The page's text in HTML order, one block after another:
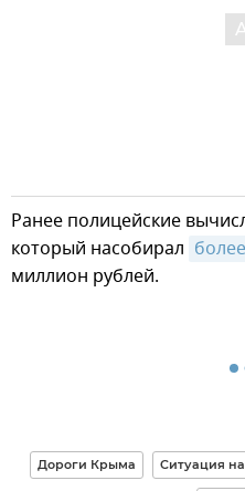
Ранее полицейские
который насобирал
миллион рублей.
Дороги Крыма Ситуация